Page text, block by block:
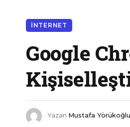
İNTERNET
Google
Yazan Mustafa Yörükoğlu